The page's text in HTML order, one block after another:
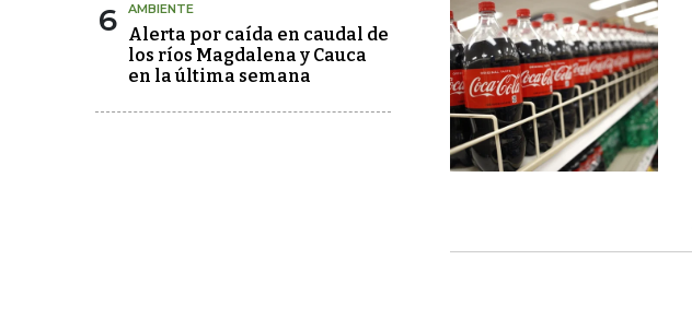
6 AMBIENTE
Alerta por caída en caudal de
los ríos Magdalena y Cauca
en la última semana